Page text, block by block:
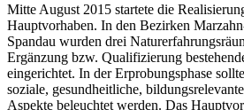
Mitte August 2015 startete die
Hauptvorhaben. In den Bezirken
Spandau wurden drei
Ergänzung bzw. Qualifizierung
eingerichtet. In der Erprobungsphase
soziale, gesundheitliche,
Aspekte beleuchtet werden. Das